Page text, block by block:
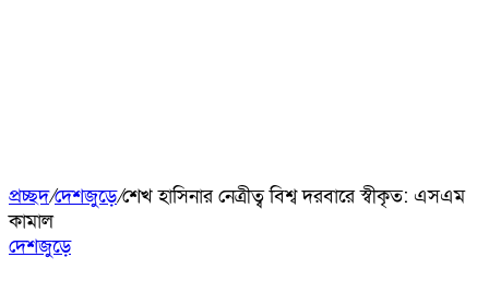
প্রচ্ছদ/দেশজুড়ে/শেখ হাসিনার নেত্রীত্ব বিশ্ব দরবারে স্বীকৃত: এসএম
কামাল
দেশজুড়ে